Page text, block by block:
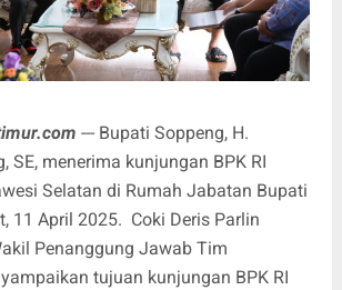
--- Bupati Soppeng, H.
SE, menerima kunjungan BPK RI
Selatan di Rumah Jabatan Bupati
11 April 2025. Coki Deris Parlin
Penanggung Jawab Tim
tujuan kunjungan BPK RI